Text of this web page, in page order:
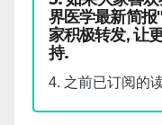
界医学最新简报
家积极转发, 让
持.
4. 之前已订阅的